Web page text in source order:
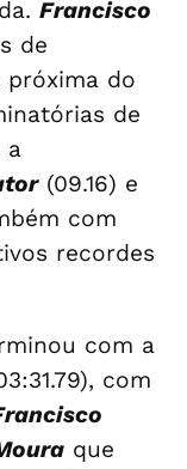
Francisco
de
próxima do
de
a
(09.16) e
com
recordes
com a
com
que